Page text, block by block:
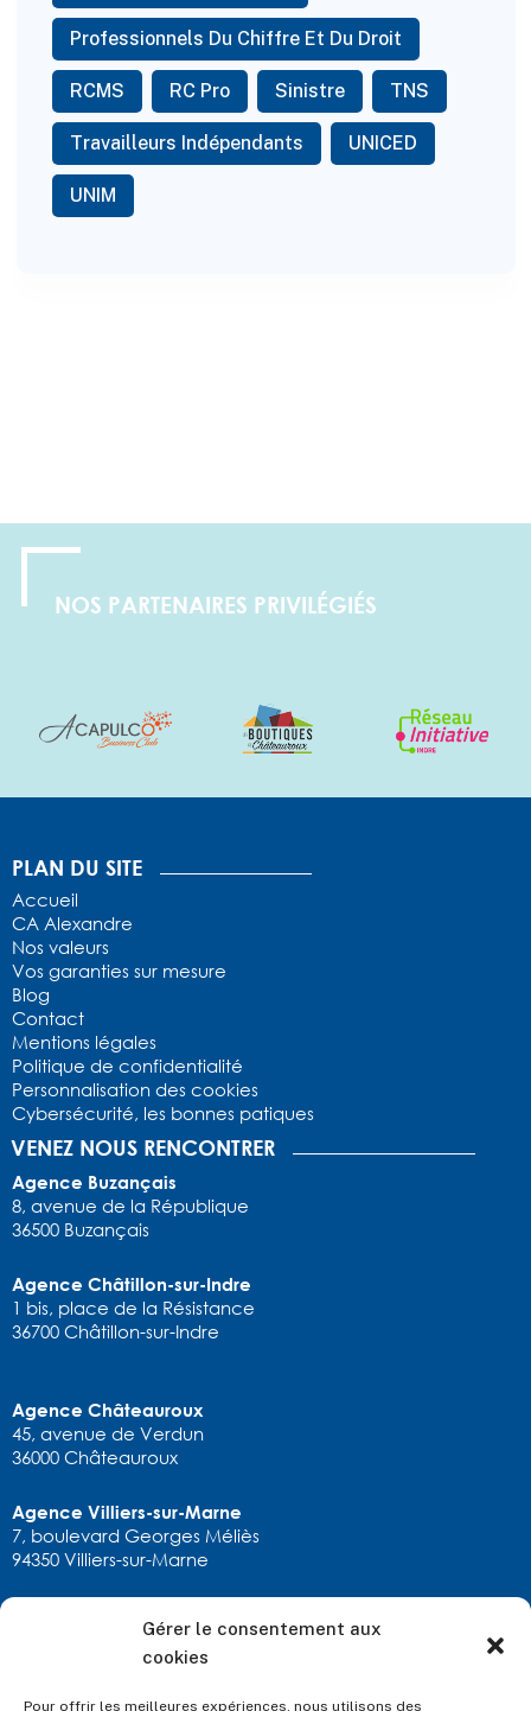
Gérer le consentement aux
cookies
Pour offrir les meilleures expériences, nous utilisons des
Professionnels Du Chiffre Et Du Droit
RCMS RC Pro Sinistre TNS
Travailleurs Indépendants UNICED
UNIM
NOS PARTENAIRES PRIVILÉGIÉS
PLAN DU SITE
Accueil
CA Alexandre
Nos valeurs
Vos garanties sur mesure
Blog
Contact
Mentions légales
Politique de confidentialité
Personnalisation des cookies
Cybersécurité, les bonnes patiques
VENEZ NOUS RENCONTRER
Agence Buzançais
8, avenue de la République
36500 Buzançais
Agence Châtillon-sur-Indre
1 bis, place de la Résistance
36700 Châtillon-sur-Indre
Agence Châteauroux
45, avenue de Verdun
36000 Châteauroux
Agence Villiers-sur-Marne
7, boulevard Georges Méliès
94350 Villiers-sur-Marne
RESTONS EN CONTACT
calexandre.chatx@allianz.fr